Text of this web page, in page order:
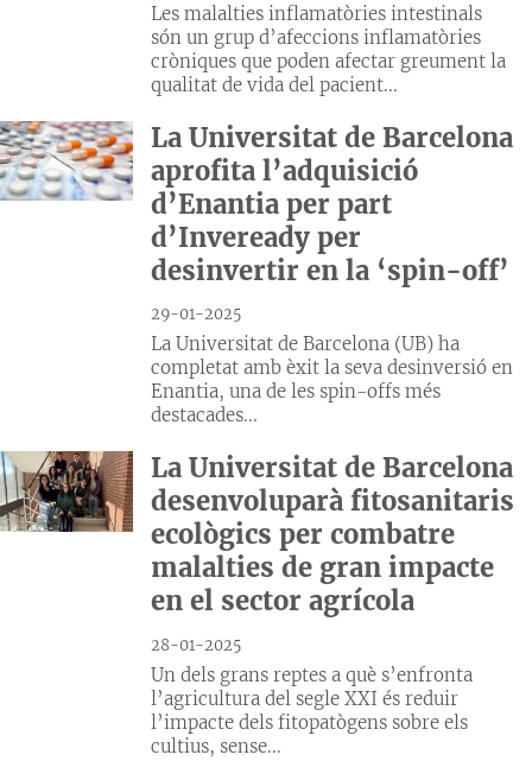
Les malalties inflamatòries intestinals
són un grup d’afeccions inflamatòries
cròniques que poden afectar greument la
qualitat de vida del pacient...
La Universitat de Barcelona
aprofita l’adquisició
d’Enantia per part
d’Inveready per
desinvertir en la ‘spin-off’
29-01-2025
La Universitat de Barcelona (UB) ha
completat amb èxit la seva desinversió en
Enantia, una de les spin-offs més
destacades...
La Universitat de Barcelona
desenvoluparà fitosanitaris
ecològics per combatre
malalties de gran impacte
en el sector agrícola
28-01-2025
Un dels grans reptes a què s’enfronta
l’agricultura del segle XXI és reduir
l’impacte dels fitopatògens sobre els
cultius, sense...